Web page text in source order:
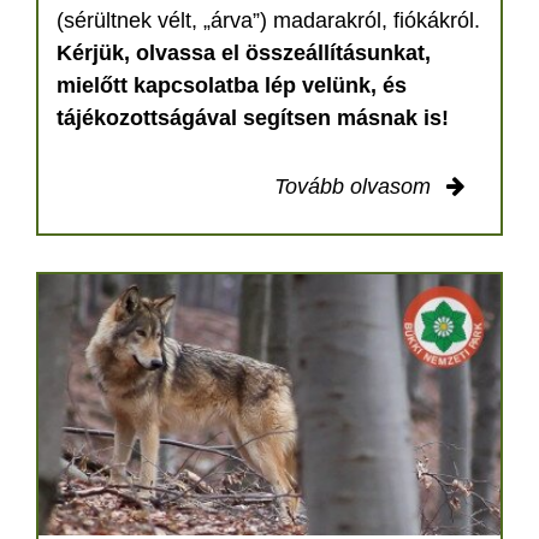
(sérültnek vélt, „árva”) madarakról, fiókákról.
Kérjük, olvassa el összeállításunkat,
mielőtt kapcsolatba lép velünk, és
tájékozottságával segítsen másnak is!
Tovább olvasom